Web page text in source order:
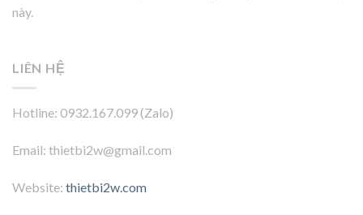
này.
LIÊN HỆ
Hotline: 0932.167.099 (Zalo)
Email: thietbi2w@gmail.com
Website: thietbi2w.com